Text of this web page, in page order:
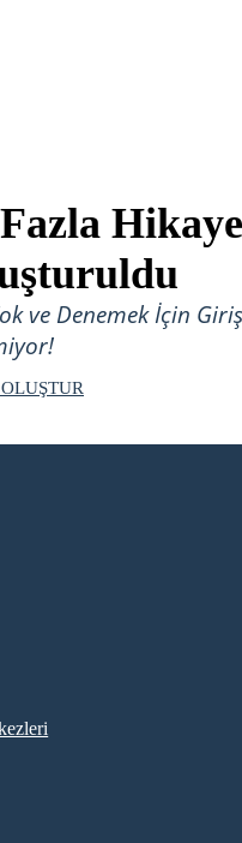
Fazla Hikaye
ve Denemek İçin Giriş